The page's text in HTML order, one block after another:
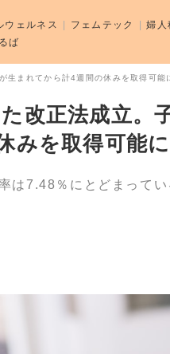
生まれてから計4週間の休みを取得可能
改正法成立。
みを取得可能に
は7.48％にとどまってい
ウェルネス フェムテック 婦人
ば